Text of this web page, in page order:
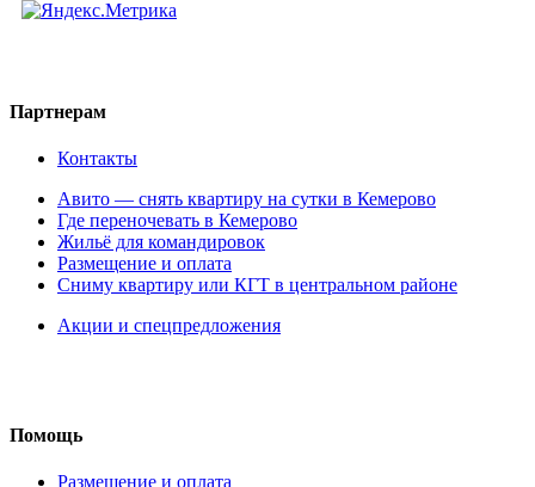
Партнерам
Контакты
Авито — снять квартиру на сутки в Кемерово
Где переночевать в Кемерово
Жильё для командировок
Размещение и оплата
Сниму квартиру или КГТ в центральном районе
Акции и спецпредложения
Помощь
Размещение и оплата